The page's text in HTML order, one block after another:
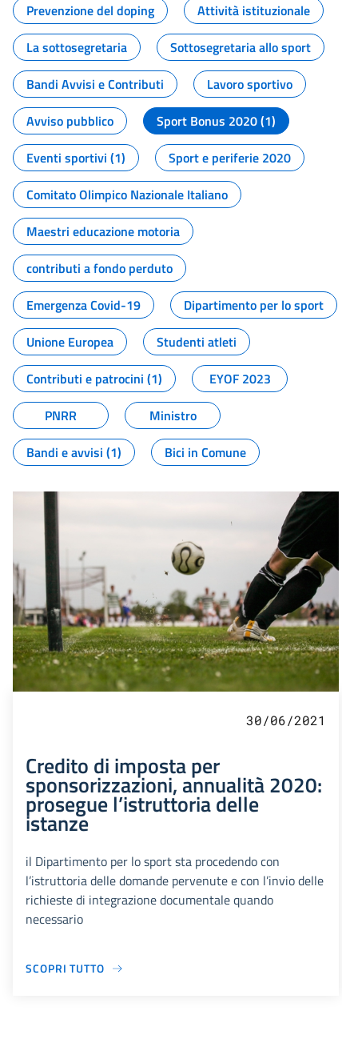
Prevenzione del doping
Attività istituzionale
La sottosegretaria
Sottosegretaria allo sport
Bandi Avvisi e Contributi
Lavoro sportivo
Avviso pubblico
Sport Bonus 2020 (1)
Eventi sportivi (1)
Sport e periferie 2020
Comitato Olimpico Nazionale Italiano
Maestri educazione motoria
contributi a fondo perduto
Emergenza Covid-19
Dipartimento per lo sport
Unione Europea
Studenti atleti
Contributi e patrocini (1)
EYOF 2023
PNRR
Ministro
Bandi e avvisi (1)
Bici in Comune
30/06/2021
Credito di imposta per
sponsorizzazioni, annualità 2020:
prosegue l’istruttoria delle
istanze
il Dipartimento per lo sport sta procedendo con
l’istruttoria delle domande pervenute e con l’invio delle
richieste di integrazione documentale quando
necessario
SCOPRI TUTTO